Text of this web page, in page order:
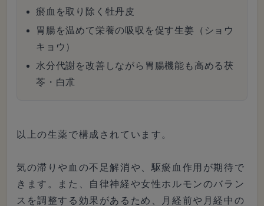
瘀血を取り除く牡丹皮
胃腸を温めて栄養の吸収を促す生姜（ショウ
キョウ）
水分代謝を改善しながら胃腸機能も高める茯
苓・白朮
以上の生薬で構成されています。
気の滞りや血の不足解消や、駆瘀血作用が期待で
きます。また、自律神経や女性ホルモンのバラン
スを調整する効果があるため、月経前や月経中の